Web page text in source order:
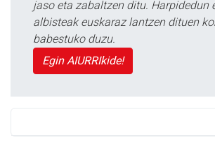
jaso eta zabaltzen ditu. Harpidedun
albisteak euskaraz lantzen dituen
babestuko duzu.
Egin AIURRIkide!